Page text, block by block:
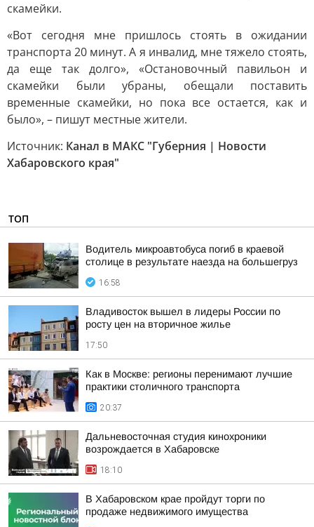
скамейки.
«Вот сегодня мне пришлось стоять в ожидании
транспорта 20 минут. А я инвалид, мне тяжело стоять,
да еще так долго», «Остановочный павильон и
скамейки были убраны, обещали поставить
временные скамейки, но пока все остается, как и
было», – пишут местные жители.
Источник: Канал в МАКС "Губерния | Новости
Хабаровского края"
ТОП
Водитель микроавтобуса погиб в краевой
столице в результате наезда на большегруз
16:58
Владивосток вышел в лидеры России по
росту цен на вторичное жилье
17:50
Как в Москве: регионы перенимают лучшие
практики столичного транспорта
20:37
Дальневосточная студия кинохроники
возрождается в Хабаровске
18:10
В Хабаровском крае пройдут торги по
продаже недвижимого имущества